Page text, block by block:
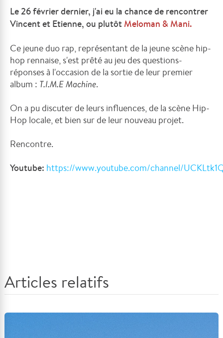
Le 26 février dernier, j'ai eu la chance de rencontrer
Vincent et Etienne, ou plutôt Meloman & Mani.
Ce jeune duo rap, représentant de la jeune scène hip-
hop rennaise, s'est prêté au jeu des questions-
réponses à l'occasion de la sortie de leur premier
album : T.I.M.E Machine.
On a pu discuter de leurs influences, de la scène Hip-
Hop locale, et bien sur de leur nouveau projet.
Rencontre.
Youtube: https://www.youtube.com/channel/
Articles relatifs